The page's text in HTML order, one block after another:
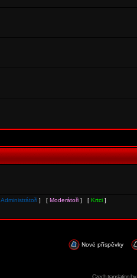
Administrátoři ] [ Moderátoři ] [ Krtci ]
Nové příspěvky
Czech translation by